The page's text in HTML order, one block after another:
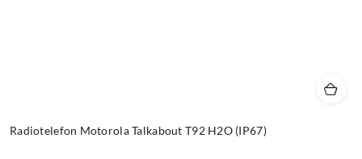
Radiotelefon Motorola Talkabout T92 H2O (IP67)